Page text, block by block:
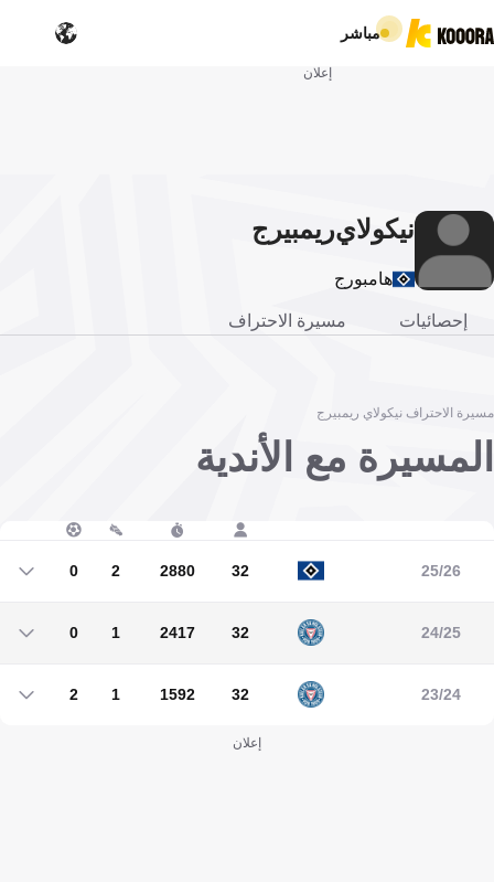
مباشر
إعلان
نيكولايريمبيرج
هامبورج
إحصائيات مسيرة الاحتراف
مسيرة الاحتراف نيكولاي ريمبيرج
المسيرة مع الأندية
25/26
32
2880
2
0
24/25
32
2417
1
0
23/24
32
1592
1
2
إعلان